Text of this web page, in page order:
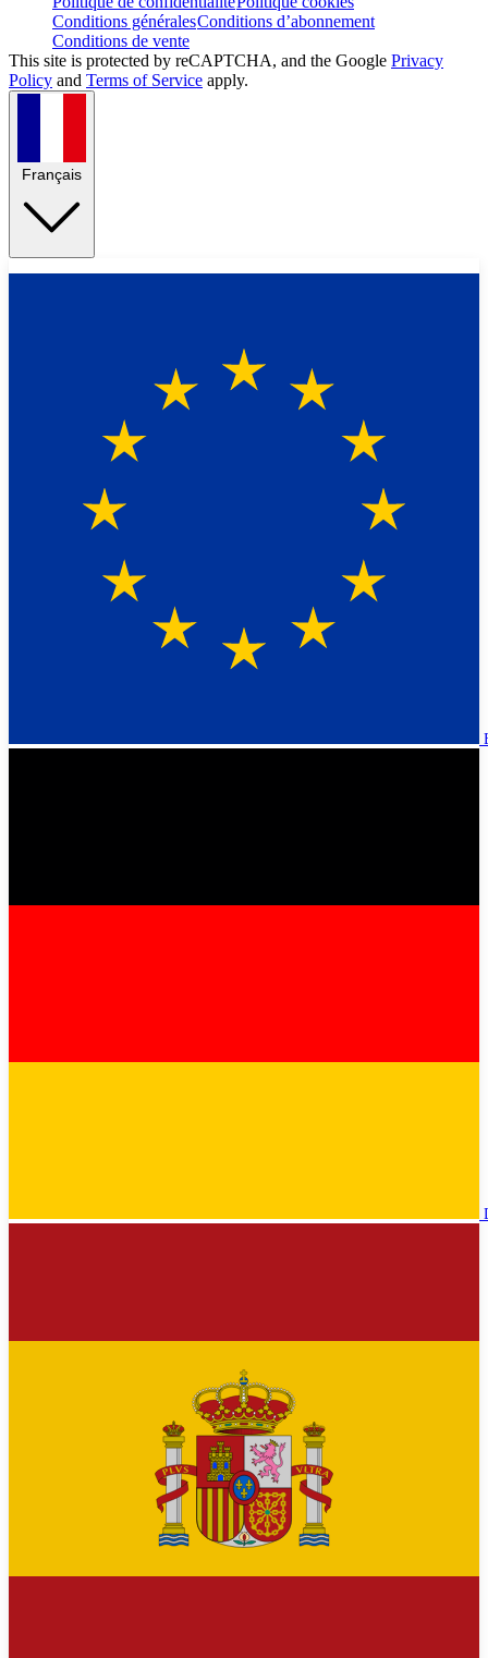
Conditions généralesConditions d’abonnement
Conditions de vente
This site is protected by reCAPTCHA, and the Google Privacy
Policy and Terms of Service apply.
Français